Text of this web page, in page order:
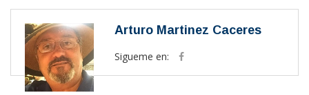
Arturo Martinez Caceres
Sigueme en: